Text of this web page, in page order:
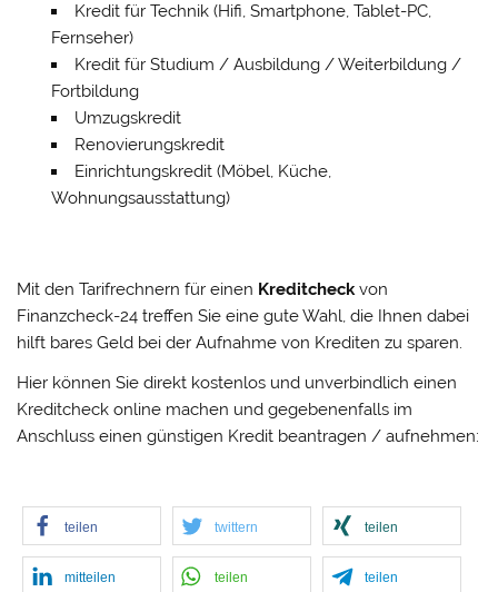
Kredit für Technik (Hifi, Smartphone, Tablet-PC,
Fernseher)
Kredit für Studium / Ausbildung / Weiterbildung /
Fortbildung
Umzugskredit
Renovierungskredit
Einrichtungskredit (Möbel, Küche,
Wohnungsausstattung)
Mit den Tarifrechnern für einen Kreditcheckvon
Finanzcheck-24 treffen Sie eine gute Wahl, die Ihnen dabei
hilft bares Geld bei der Aufnahme von Krediten zu sparen.
Hier können Sie direkt kostenlos und unverbindlich einen
Kreditcheck online machen und gegebenenfalls im
Anschluss einen günstigen Kredit beantragen / aufnehmen:
teilen twittern teilen
mitteilen teilen teilen